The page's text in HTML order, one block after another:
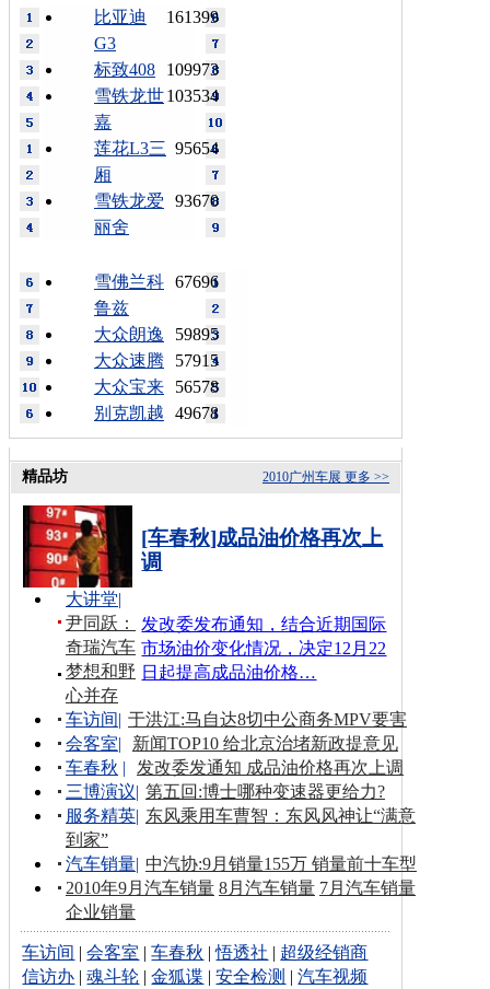
161399
比亚迪
G3
109973
标致408
103534
雪铁龙世
嘉
95654
莲花L3三
厢
93670
雪铁龙爱
丽舍
67696
雪佛兰科
鲁兹
59895
大众朗逸
57915
大众速腾
56578
大众宝来
49678
别克凯越
更多 >>
2010广州车展
精品坊
[车春秋]成品油价格再次上
调
发改委发布通知，结合近期国际
市场油价变化情况，决定12月22
日起提高成品油价格…
大讲堂|
尹同跃：
奇瑞汽车
梦想和野
心并存
车访间| 于洪江:马自达8切中公商务MPV要害
会客室|
新闻TOP10 给北京治堵新政提意见
车春秋 |
发改委发通知 成品油价格再次上调
三博演议| 第五回:博士哪种变速器更给力?
服务精英| 东风乘用车曹智：东风风神让“满意
到家”
汽车销量| 中汽协:9月销量155万 销量前十车型
2010年9月汽车销量 8月汽车销量 7月汽车销量
企业销量
车访间 |会客室 |车春秋 |悟透社 | 超级经销商
信访办 |魂斗轮 |金狐谍 |安全检测 |汽车视频